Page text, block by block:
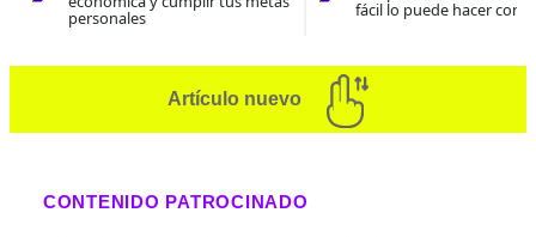
personales fácil lo puede hacer con
Artículo nuevo
CONTENIDO PATROCINADO